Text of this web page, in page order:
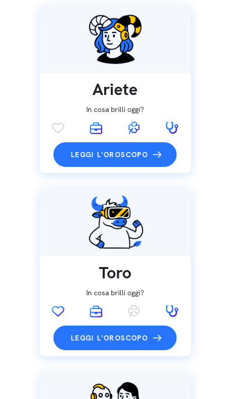
Ariete
In cosa brilli oggi?
LEGGI L'OROSCOPO
Toro
In cosa brilli oggi?
LEGGI L'OROSCOPO